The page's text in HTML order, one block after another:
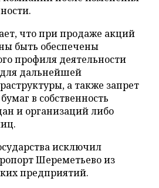
что при продаже акций
быть обеспечены
профиля деятельности
для дальнейшей
а также запрет
в собственность
и организаций либо
исключил
Шереметьево из
предприятий.